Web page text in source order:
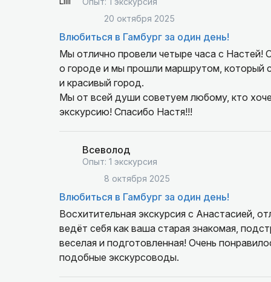
20 октября 2025
Влюбиться в Гамбург за один день!
Мы отлично провели четыре часа с Настей!
о городе и мы прошли маршрутом, который
и красивый город.
Мы от всей души советуем любому, кто
экскурсию! Спасибо Настя!!!
Всеволод
Опыт: 1 экскурсия
8 октября 2025
Влюбиться в Гамбург за один день!
Восхитительная экскурсия с Анастасией,
ведёт себя как ваша старая знакомая,
веселая и подготовленная! Очень
подобные экскурсоводы.